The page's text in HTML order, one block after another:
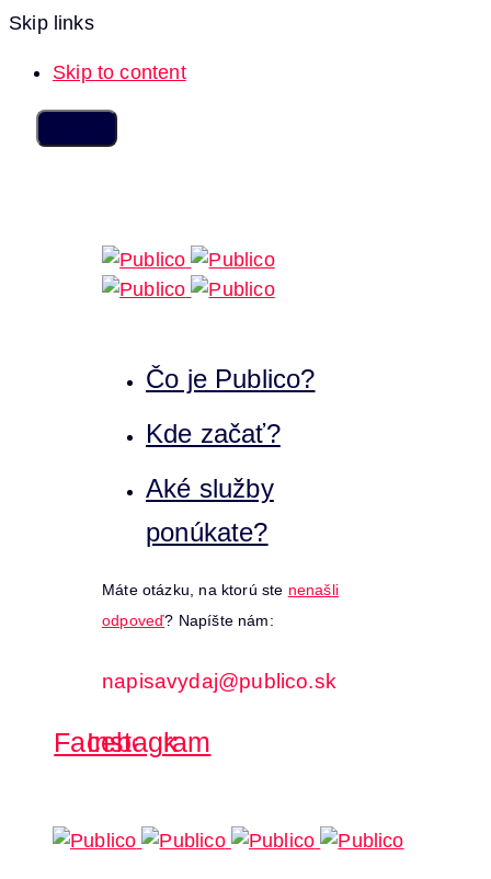
Skip links
Skip to content
Čo je Publico?
Kde začať?
Aké služby
ponúkate?
Máte otázku, na ktorú ste nenašli
odpoveď? Napíšte nám:
napisavydaj@publico.sk
Facebook
Instagram